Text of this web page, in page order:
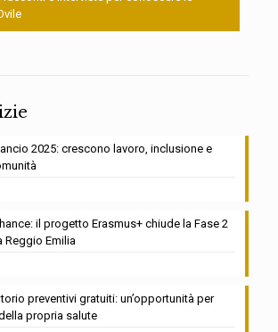
2025: crescono lavoro, inclusione e
il progetto Erasmus+ chiude la Fase 2
Reggio Emilia
preventivi gratuiti: un’opportunità per
propria salute